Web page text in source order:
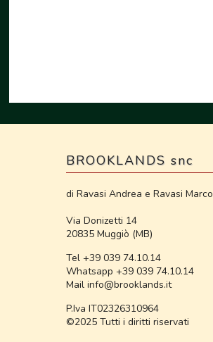
BROOKLANDS snc
di Ravasi Andrea e Ravasi Marco
Via Donizetti 14
20835 Muggiò (MB)
Tel +39 039 74.10.14
Whatsapp +39 039 74.10.14
Mail info@brooklands.it
P.Iva IT02326310964
©2025 Tutti i diritti riservati